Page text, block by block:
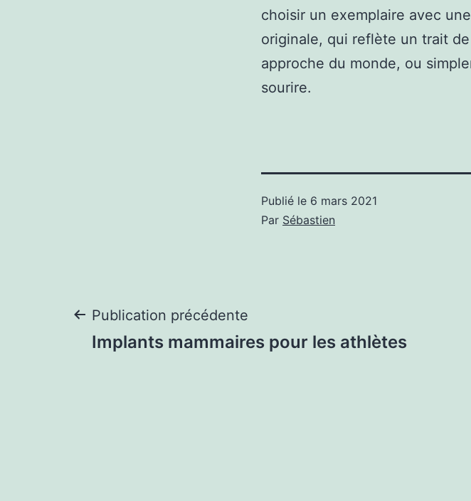
choisir un exemplaire avec
originale, qui reflète un trait
approche du monde, ou
sourire.
Publié le 6 mars 2021
Par Sébastien
Navigation
Publication précédente
Implants mammaires pour les athlètes